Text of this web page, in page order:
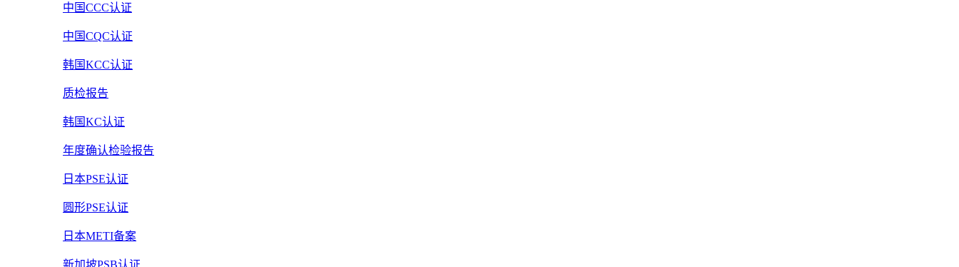
中国CCC认证
中国CQC认证
韩国KCC认证
质检报告
韩国KC认证
年度确认检验报告
日本PSE认证
圆形PSE认证
日本METI备案
新加坡PSB认证